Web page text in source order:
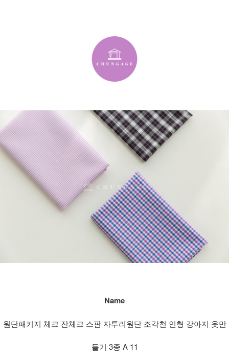
Name
원단패키지 체크 잔체크 스판 자투리원단 조각천 인형 강아지 옷만
들기 3종 A 11